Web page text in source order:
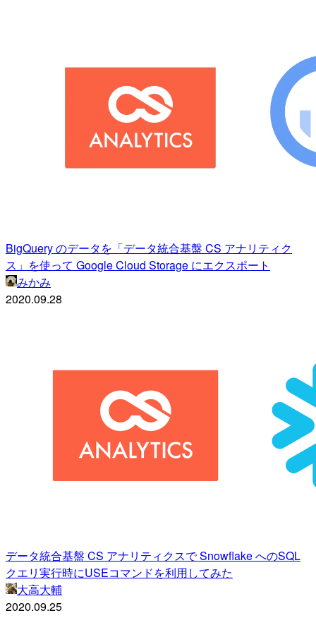
BigQuery のデータを「データ統合基盤 CS アナリティク
ス」を使って Google Cloud Storage にエクスポート
みかみ
2020.09.28
データ統合基盤 CS アナリティクスで Snowflake へのSQL
クエリ実行時にUSEコマンドを利用してみた
大高大輔
2020.09.25